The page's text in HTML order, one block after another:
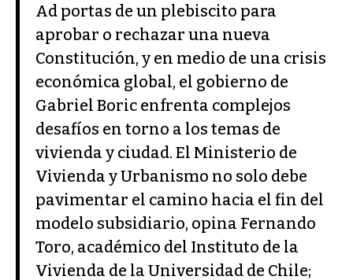
Ad portas de un plebiscito para
aprobar o rechazar una nueva
Constitución, y en medio de una crisis
económica global, el gobierno de
Gabriel Boric enfrenta complejos
desafíos en torno a los temas de
vivienda y ciudad. El Ministerio de
Vivienda y Urbanismo no solo debe
pavimentar el camino hacia el fin del
modelo subsidiario, opina Fernando
Toro, académico del Instituto de la
Vivienda de la Universidad de Chile;